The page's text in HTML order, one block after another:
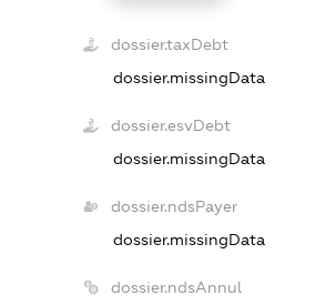
dossier.taxDebt
dossier.missingData
dossier.esvDebt
dossier.missingData
dossier.ndsPayer
dossier.missingData
dossier.ndsAnnul